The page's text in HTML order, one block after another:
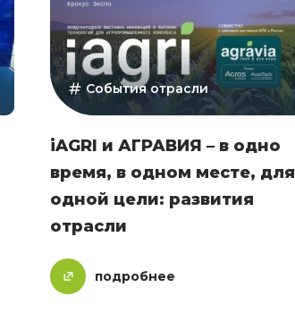
События отрасли
iAGRI и АГРАВИЯ – в одно
время, в одном месте, для
одной цели: развития
отрасли
подробнее